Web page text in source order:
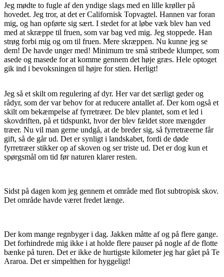
Jeg mødte to fugle af den yndige slags med en lille krøller på
hovedet. Jeg tror, at det er Californisk Topvagtel. Hannen var foran
mig, og han opførte sig sært. I stedet for at løbe væk blev han ved
med at skræppe til fruen, som var bag ved mig. Jeg stoppede. Han
strøg forbi mig og om til fruen. Mere skræppen. Nu kunne jeg se
dem! De havde unger med! Minimum tre små stribede klumper, som
asede og masede for at komme gennem det høje græs. Hele optoget
gik ind i bevoksningen til højre for stien. Herligt!
Jeg så et skilt om regulering af dyr. Her var det særligt geder og
rådyr, som der var behov for at reducere antallet af. Der kom også et
skilt om bekæmpelse af fyrretræer. De blev plantet, som et led i
skovdriften, på et tidspunkt, hvor der blev fældet store mængder
træer. Nu vil man gerne undgå, at de breder sig, så fyrretræerne får
gift, så de går ud. Det er synligt i landskabet, fordi de døde
fyrretræer stikker op af skoven og ser triste ud. Det er dog kun et
spørgsmål om tid før naturen klarer resten.
Sidst på dagen kom jeg gennem et område med flot subtropisk skov.
Det område havde været fredet længe.
Der kom mange regnbyger i dag. Jakken måtte af og på flere gange.
Det forhindrede mig ikke i at holde flere pauser på nogle af de flotte
bænke på turen. Det er ikke de hurtigste kilometer jeg har gået på Te
Araroa. Det er simpelthen for hyggeligt!